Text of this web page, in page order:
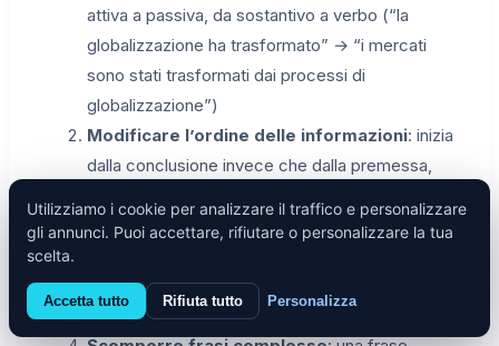
attiva a passiva, da sostantivo a verbo (“la
globalizzazione ha trasformato” → “i mercati
sono stati trasformati dai processi di
globalizzazione”)
Modificare l’ordine delle informazioni: inizia
dalla conclusione invece che dalla premessa,
frase
thesaurus, ma parole che funzionano nel
contesto specifico della tua disciplina
Utilizziamo i cookie per analizzare il traffico e personalizzare
gli annunci. Puoi accettare, rifiutare o personalizzare la tua
scelta.
Accetta tutto Rifiuta tutto Personalizza